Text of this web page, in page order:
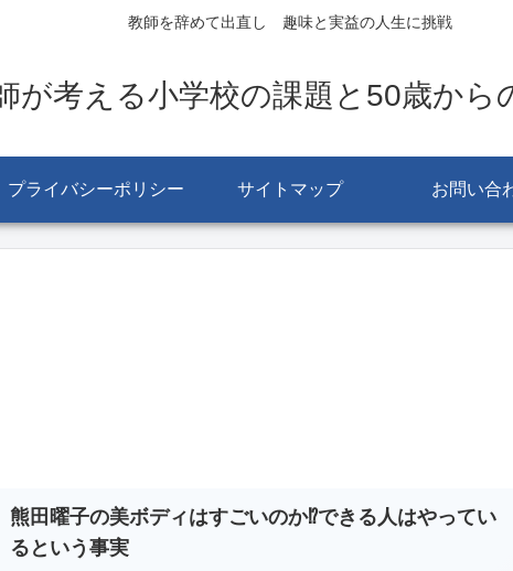
教師を辞めて出直し 趣味と実益の人生に挑戦
が考える小学校の課題と50歳から
プライバシーポリシー サイトマップ お問い合
熊田曜子の美ボディはすごいのか⁉できる人はやってい
るという事実